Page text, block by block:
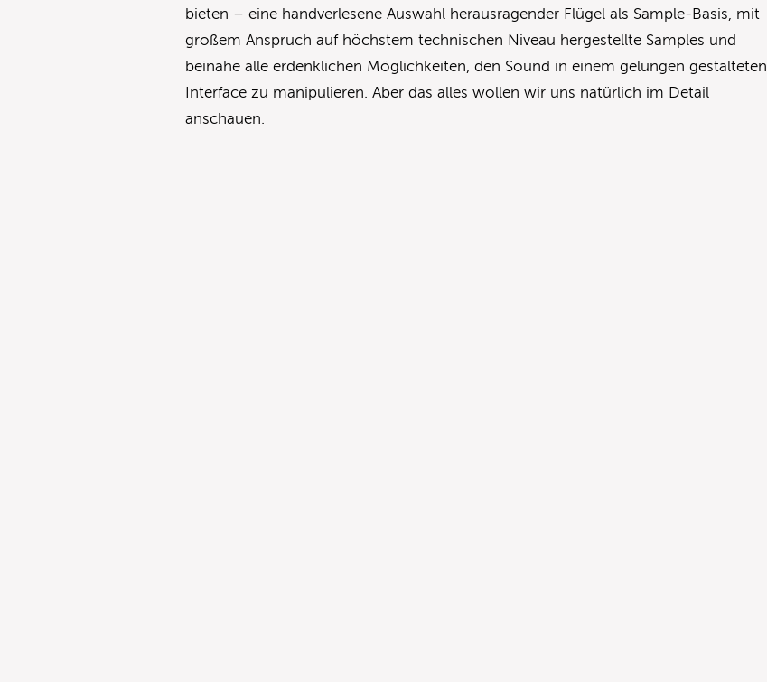
bieten – eine handverlesene Auswahl herausragender Flügel als Sample-Basis, mit
großem Anspruch auf höchstem technischen Niveau hergestellte Samples und
beinahe alle erdenklichen Möglichkeiten, den Sound in einem gelungen gestalteten
Interface zu manipulieren. Aber das alles wollen wir uns natürlich im Detail
anschauen.